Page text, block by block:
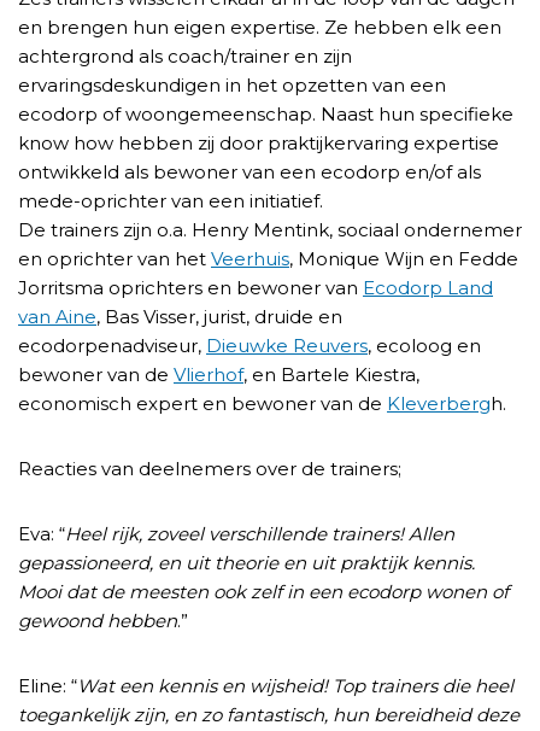
en brengen hun eigen expertise. Ze hebben elk een
achtergrond als coach/trainer en zijn
ervaringsdeskundigen in het opzetten van een
ecodorp of woongemeenschap. Naast hun specifieke
know how hebben zij door praktijkervaring expertise
ontwikkeld als bewoner van een ecodorp en/of als
mede-oprichter van een initiatief.
De trainers zijn o.a. Henry Mentink, sociaal ondernemer
en oprichter van het Veerhuis, Monique Wijn en Fedde
Jorritsma oprichters en bewoner van Ecodorp Land
van Aine, Bas Visser, jurist, druide en
ecodorpenadviseur, Dieuwke Reuvers, ecoloog en
bewoner van de Vlierhof, en Bartele Kiestra,
economisch expert en bewoner van de Kleverbergh.
Reacties van deelnemers over de trainers;
Eva: “Heel rijk, zoveel verschillende trainers! Allen
gepassioneerd, en uit theorie en uit praktijk kennis.
Mooi dat de meesten ook zelf in een ecodorp wonen of
gewoond hebben.”
Eline: “Wat een kennis en wijsheid! Top trainers die heel
toegankelijk zijn, en zo fantastisch, hun bereidheid deze